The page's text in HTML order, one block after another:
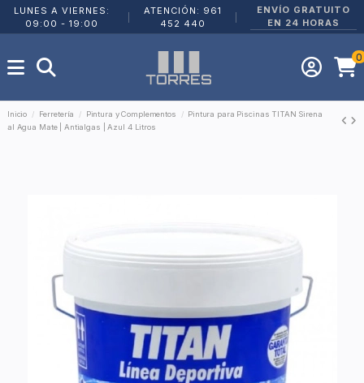
LUNES A VIERNES:
09:00 - 19:00
ATENCIÓN: 961
452 440
ENVÍO GRATUITO
EN 24 HORAS
0
Inicio Ferretería Pintura y Complementos
Pintura para Piscinas TITAN Sirena
al Agua Mate | Antialgas | Azul 4 Litros